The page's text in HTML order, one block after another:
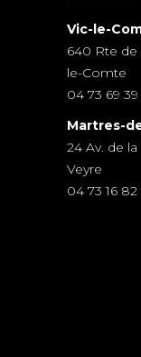
Vic-le-
640 Rte de
le-Comte
04 73 69
Martres-
24 Av. de
Veyre
04 73 16 82